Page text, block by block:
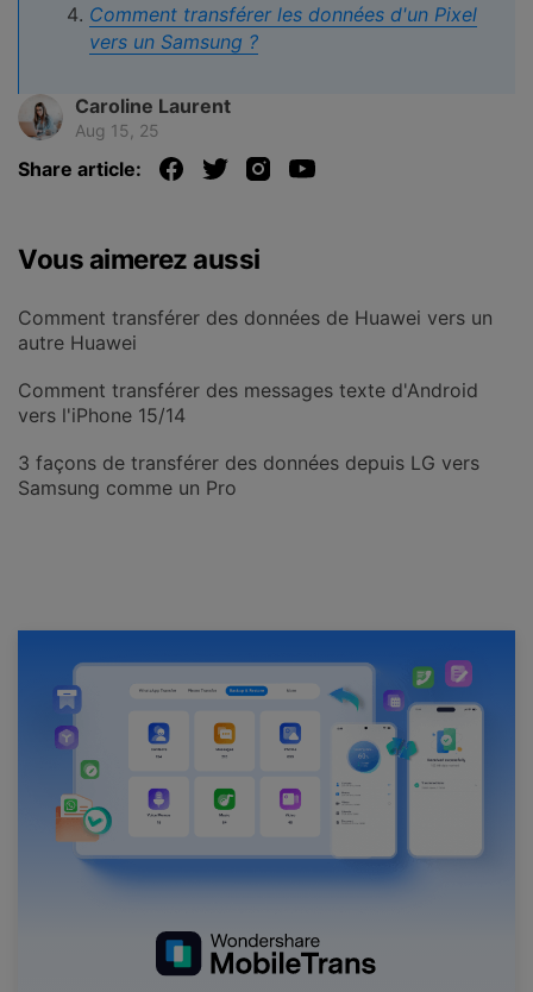
Comment transférer les données d'un Pixel
vers un Samsung ?
Caroline Laurent
Aug 15, 25
Share article:
Vous aimerez aussi
Comment transférer des données de Huawei vers un
autre Huawei
Comment transférer des messages texte d'Android
vers l'iPhone 15/14
3 façons de transférer des données depuis LG vers
Samsung comme un Pro